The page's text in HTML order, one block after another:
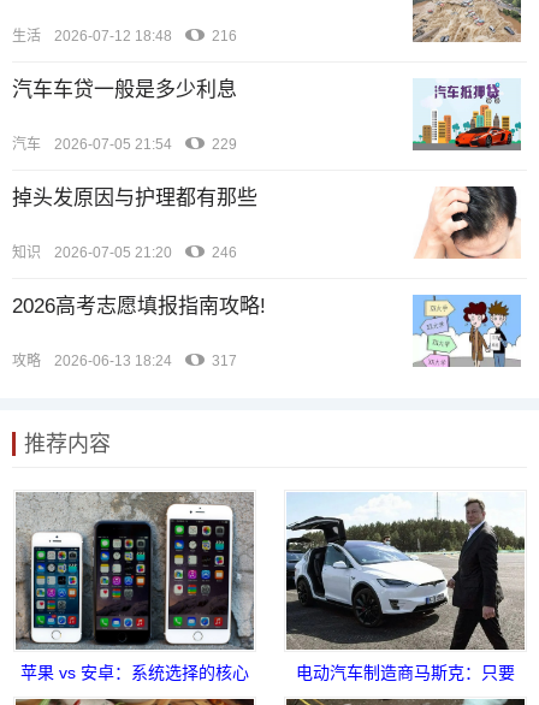
生活 2026-07-12 18:48 216
汽车车贷一般是多少利息
汽车 2026-07-05 21:54 229
掉头发原因与护理都有那些
知识 2026-07-05 21:20 246
2026高考志愿填报指南攻略!
攻略 2026-06-13 18:24 317
推荐内容
苹果 vs 安卓：系统选择的核心
电动汽车制造商马斯克：只要